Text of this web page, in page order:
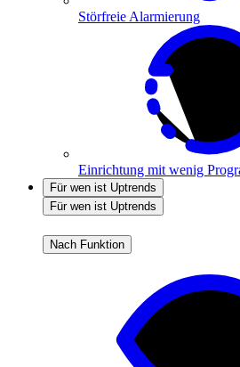
Störfreie Alarmierung
Einrichtung mit wenig
Für wen ist Uptrends
Für wen ist Uptrends
Nach Funktion